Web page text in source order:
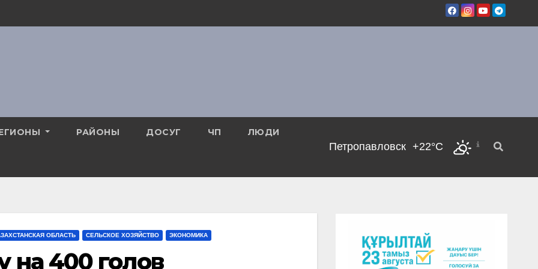
РАЙОНЫ ДОСУГ ЧП ЛЮДИ
Петропавловск +22°C
ОБЛАСТЬ СЕЛЬСКОЕ ХОЗЯЙСТВО ЭКОНОМИКА
400 голов